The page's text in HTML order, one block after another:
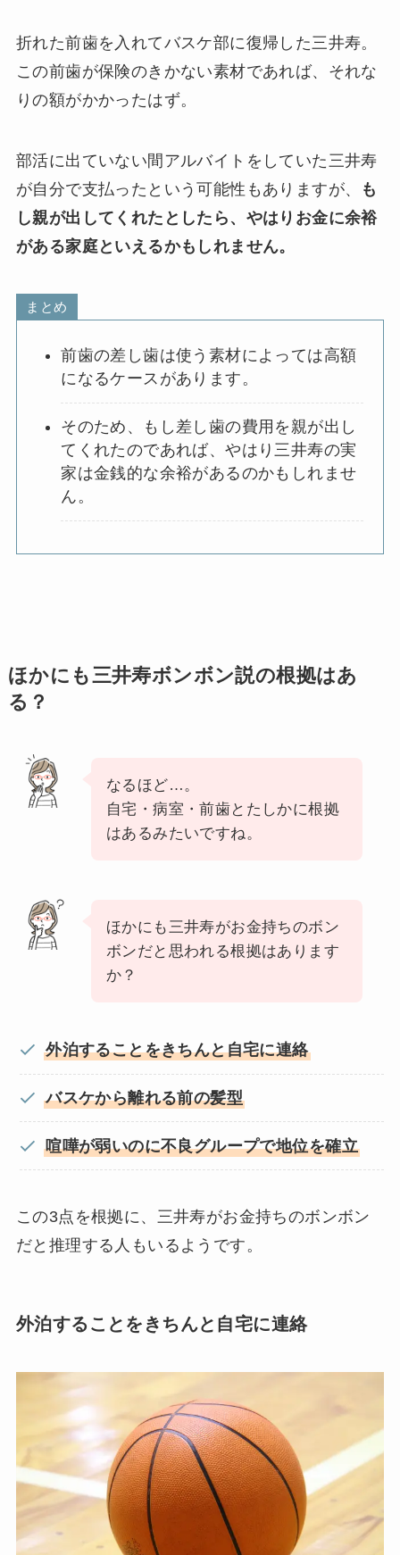
折れた前歯を入れてバスケ部に復帰した三井寿。
この前歯が保険のきかない素材であれば、それな
りの額がかかったはず。
部活に出ていない間アルバイトをしていた三井寿
が自分で支払ったという可能性もありますが、
も
し親が出してくれたとしたら、やはりお金に余裕
がある家庭といえるかもしれません。
まとめ
前歯の差し歯は使う素材によっては高額
になるケースがあります。
そのため、もし差し歯の費用を親が出し
てくれたのであれば、やはり三井寿の実
家は金銭的な余裕があるのかもしれませ
ん。
ほかにも三井寿ボンボン説の根拠はあ
る？
なるほど…。
自宅・病室・前歯とたしかに根拠
はあるみたいですね。
ほかにも三井寿がお金持ちのボン
ボンだと思われる根拠はあります
か？
外泊することをきちんと自宅に連絡
バスケから離れる前の髪型
喧嘩が弱いのに不良グループで地位を確立
この3点を根拠に、三井寿がお金持ちのボンボン
だと推理する人もいるようです。
外泊することをきちんと自宅に連絡